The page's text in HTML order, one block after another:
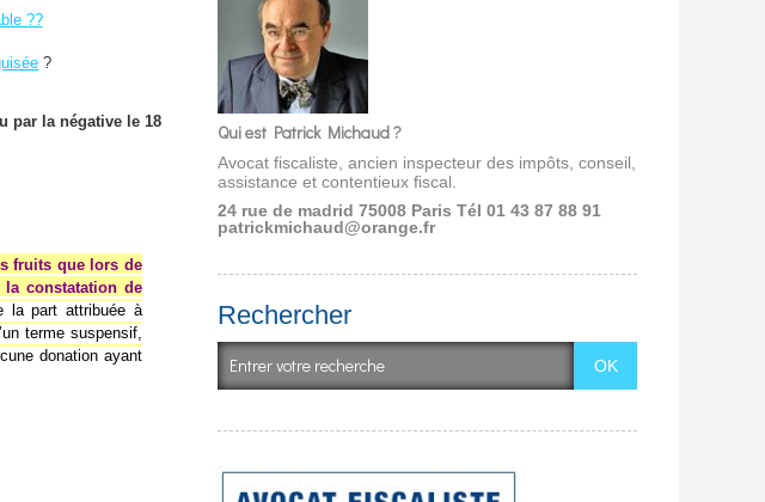
??
?
par la négative le 18
fruits que lors de
la constatation de
la part attribuée à
terme suspensif,
donation ayant
Qui est Patrick Michaud ?
Avocat fiscaliste, ancien inspecteur des impôts, conseil,
assistance et contentieux fiscal.
24 rue de madrid 75008 ParisTél 01 43 87 88 91
patrickmichaud@orange.fr
Rechercher